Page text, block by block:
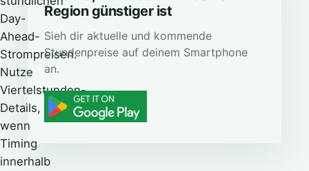
Day-
Ahead-
Strompreisen.
Nutze
Viertelstunden-
Details,
wenn
Timing
innerhalb
Region günstiger ist
Sieh dir aktuelle und kommende
Stundenpreise auf deinem Smartphone
an.